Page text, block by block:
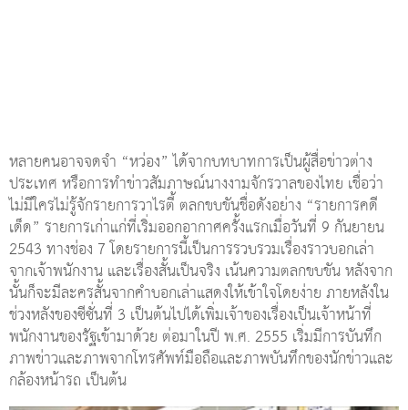
หลายคนอาจจดจำ “หว่อง” ได้จากบทบาทการเป็นผู้สื่อข่าวต่าง
ประเทศ หรือการทำข่าวสัมภาษณ์นางงามจักรวาลของไทย เชื่อว่า
ไม่มีใครไม่รู้จักรายการวาไรตี้ ตลกขบขันชื่อดังอย่าง “รายการคดี
เด็ด” รายการเก่าแก่ที่เริ่มออกอากาศครั้งแรกเมื่อวันที่ 9 กันยายน
2543 ทางช่อง 7 โดยรายการนี้เป็นการรวบรวมเรื่องราวบอกเล่า
จากเจ้าพนักงาน และเรื่องสั้นเป็นจริง เน้นความตลกขบขัน หลังจาก
นั้นก็จะมีละครสั้นจากคำบอกเล่าแสดงให้เข้าใจโดยง่าย ภายหลังใน
ช่วงหลังของซีซั่นที่ 3 เป็นต้นไปได้เพิ่มเจ้าของเรื่องเป็นเจ้าหน้าที่
พนักงานของรัฐเข้ามาด้วย ต่อมาในปี พ.ศ. 2555 เริ่มมีการบันทึก
ภาพข่าวและภาพจากโทรศัพท์มือถือและภาพบันทึกของนักข่าวและ
กล้องหน้ารถ เป็นต้น